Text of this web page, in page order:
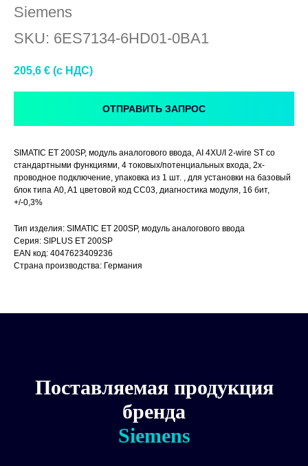
Siemens
SKU: 6ES7134-6HD01-0BA1
205,6 € (c НДС)
ОТПРАВИТЬ ЗАПРОС
SIMATIC ET 200SP, модуль аналогового ввода, AI 4XU/I 2-wire ST со
стандартными функциями, 4 токовых/потенциальных входа, 2х-
проводное подключение, упаковка из 1 шт. , для установки на базовый
блок типа A0, A1 цветовой код CC03, диагностика модуля, 16 бит,
+/-0,3%
Тип изделия: SIMATIC ET 200SP, модуль аналогового ввода
Серия: SIPLUS ET 200SP
EAN код: 4047623409236
Страна производства: Германия
Поставляемая продукция
бренда
Siemens